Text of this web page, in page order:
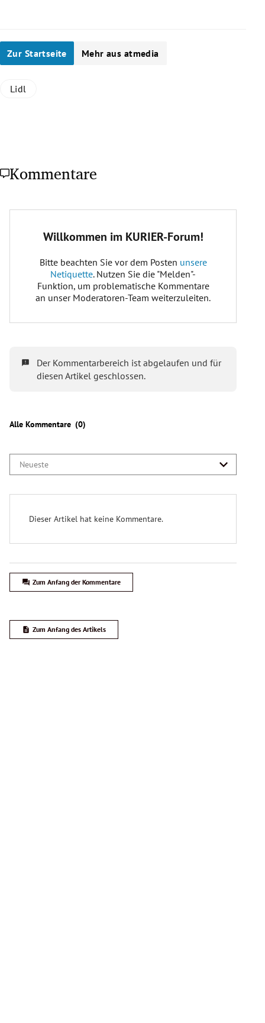
Zur Startseite Mehr aus atmedia
Lidl
Kommentare